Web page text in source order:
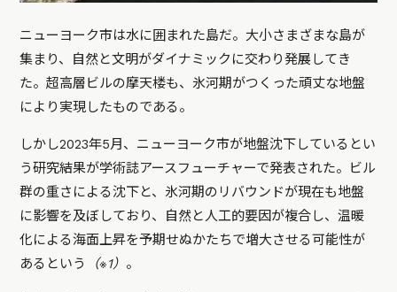
ニューヨーク市は水に囲まれた島だ。大小さまざまな島が
集まり、自然と文明がダイナミックに交わり発展してき
た。超高層ビルの摩天楼も、氷河期がつくった頑丈な地盤
により実現したものである。
しかし2023年5月、ニューヨーク市が地盤沈下しているとい
う研究結果が学術誌アースフューチャーで発表された。ビル
群の重さによる沈下と、氷河期のリバウンドが現在も地盤
に影響を及ぼしており、自然と人工的要因が複合し、温暖
化による海面上昇を予期せぬかたちで増大させる可能性が
あるという
（※1） 。